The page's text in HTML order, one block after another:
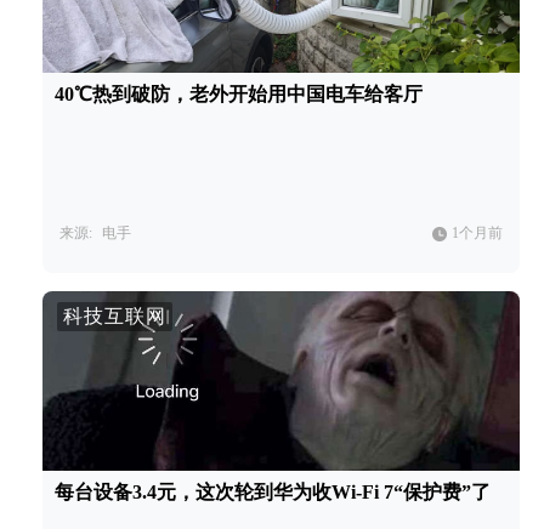
40℃热到破防，老外开始用中国电车给客厅
来源: 电手 1个月前
科技互联网
每台设备3.4元，这次轮到华为收Wi-Fi 7“保护费”了